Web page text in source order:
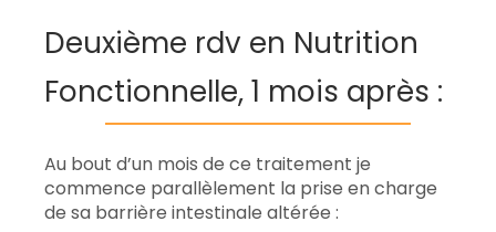
Deuxième rdv en Nutrition
Fonctionnelle, 1 mois après :
Au bout d’un mois de ce traitement je
commence parallèlement la prise en charge
de sa barrière intestinale altérée :